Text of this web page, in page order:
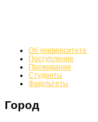
Об университете
Поступление
Проживание
Студенты
Факультеты
Город